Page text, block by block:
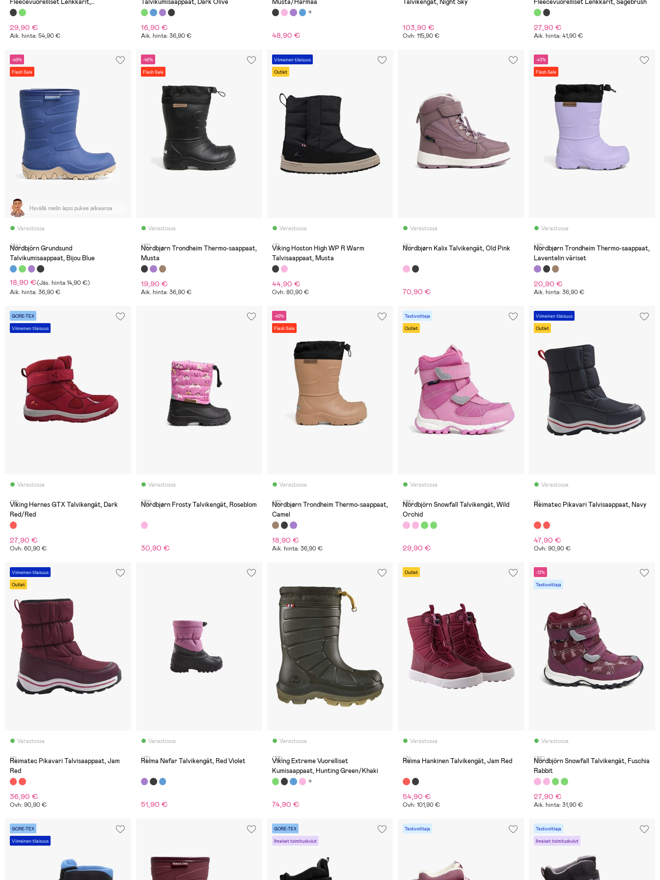
Black/White
29,90 €
Aik. hinta: 54,90 €
16,90 €
Aik. hinta: 36,90 € 48,90 €
103,90 €
Ovh: 115,90 €
27,90 €
Aik. hinta: 41,90 €
-49%
Flash Sale
Varastossa
Hyvällä mielin lapsi pukee jalkaansa
(94)
Nordbjörn Grundsund
Talvikumisaappaat, Bijou Blue
18,90 €(Jäs. hinta14,90 €)
Aik. hinta: 36,90 €
-46%
Flash Sale
Varastossa
(12)
Nordbjørn Trondheim Thermo-saappaat,
Musta
19,90 €
Aik. hinta: 36,90 €
Viimeinen tilaisuus
Outlet
Varastossa
(7)
Viking Hoston High WP R Warm
Talvisaappaat, Musta
44,90 €
Ovh: 80,90 €
Varastossa
(6)
Nordbjørn Kalix Talvikengät, Old Pink
70,90 €
-43%
Flash Sale
Varastossa
(12)
Nordbjørn Trondheim Thermo-saappaat,
Laventelin väriset
20,90 €
Aik. hinta: 36,90 €
GORE-TEX
Viimeinen tilaisuus
Varastossa
(11)
Viking Hernes GTX Talvikengät, Dark
Red/Red
27,90 €
Ovh: 60,90 €
Varastossa
(32)
Nordbjørn Frosty Talvikengät, Roseblom
30,90 €
-49%
Flash Sale
Varastossa
(12)
Nordbjørn Trondheim Thermo-saappaat,
Camel
18,90 €
Aik. hinta: 36,90 €
Testivoittaja
Outlet
Varastossa
(36)
Nordbjörn Snowfall Talvikengät, Wild
Orchid
29,90 €
Viimeinen tilaisuus
Outlet
Varastossa
(1)
Reimatec Pikavari Talvisaappaat, Navy
47,90 €
Ovh: 90,90 €
Viimeinen tilaisuus
Outlet
Varastossa
(1)
Reimatec Pikavari Talvisaappaat, Jam
Red
36,90 €
Ovh: 90,90 €
Varastossa
(17)
Reima Nefar Talvikengät, Red Violet
51,90 €
Varastossa
(33)
Viking Extreme Vuorelliset
Kumisaappaat, Hunting Green/Khaki
74,90 €
Outlet
Varastossa
(0)
Reima Hankinen Talvikengät, Jam Red
54,90 €
Ovh: 101,90 €
-13%
Testivoittaja
Varastossa
(36)
Nordbjörn Snowfall Talvikengät, Fuschia
Rabbit
27,90 €
Aik. hinta: 31,90 €
GORE-TEX
Viimeinen tilaisuus
GORE-TEX
Ilmaiset toimituskulut
Testivoittaja Testivoittaja
Ilmaiset toimituskulut